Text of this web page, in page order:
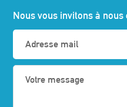
Nous vous invitons à